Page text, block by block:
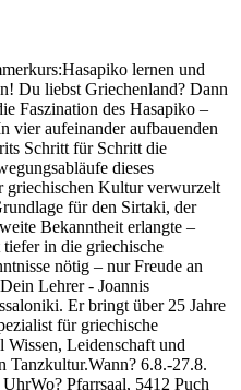
lernen und
Du liebst Griechenland? Dann
Faszination des Hasapiko –
vier aufeinander aufbauenden
Schritt für Schritt die
dieses
griechischen Kultur verwurzelt
für den Sirtaki, der
Bekanntheit erlangte –
in die griechische
nötig – nur Freude an
Lehrer - Joannis
Er bringt über 25 Jahre
für griechische
Leidenschaft und
Tanzkultur.Wann? 6.8.-27.8.
Pfarrsaal, 5412 Puch